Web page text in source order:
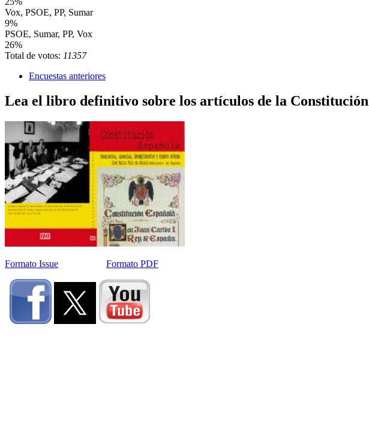
Vox, PSOE, PP, Sumar
9%
PSOE, Sumar, PP, Vox
26%
Total de votos: 11357
Encuestas anteriores
Lea el libro definitivo sobre los artículos de la Constitución
Formato Issue Formato PDF